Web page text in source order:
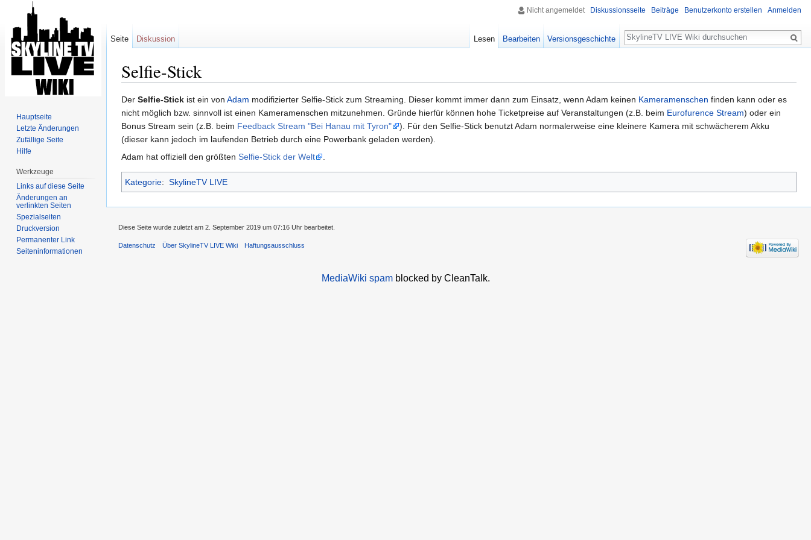
Selfie-Stick
Der Selfie-Stick ist ein von Adam modifizierter Selfie-Stick zum Streaming. Dieser kommt immer dann zum Einsatz, wenn Adam keinen Kameramenschen finden kann oder es
nicht möglich bzw. sinnvoll ist einen Kameramenschen mitzunehmen. Gründe hierfür können hohe Ticketpreise auf Veranstaltungen (z.B. beim Eurofurence Stream) oder ein
Bonus Stream sein (z.B. beim Feedback Stream "Bei Hanau mit Tyron"
). Für den Selfie-Stick benutzt Adam normalerweise eine kleinere Kamera mit schwächerem Akku
(dieser kann jedoch im laufenden Betrieb durch eine Powerbank geladen werden).
Adam hat offiziell den größten Selfie-Stick der Welt .
Kategorie: SkylineTV LIVE
Nicht angemeldet Diskussionsseite Beiträge Benutzerkonto erstellen Anmelden
Seite Diskussion Lesen Bearbeiten Versionsgeschichte
Suche
Hauptseite
Letzte Änderungen
Zufällige Seite
Hilfe
Werkzeuge
Links auf diese Seite
Änderungen an
verlinkten Seiten
Spezialseiten
Druckversion
Permanenter Link
Seiten­informationen
Diese Seite wurde zuletzt am 2. September 2019 um 07:16 Uhr bearbeitet.
Datenschutz Über SkylineTV LIVE Wiki Haftungsausschluss
MediaWiki spamblocked by CleanTalk.